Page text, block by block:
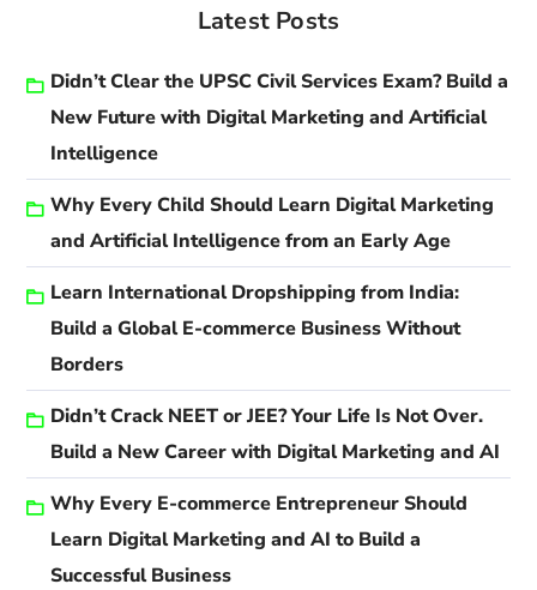
Latest Posts
Didn’t Clear the UPSC Civil Services Exam? Build a
New Future with Digital Marketing and Artificial
Intelligence
Why Every Child Should Learn Digital Marketing
and Artificial Intelligence from an Early Age
Learn International Dropshipping from India:
Build a Global E-commerce Business Without
Borders
Didn’t Crack NEET or JEE? Your Life Is Not Over.
Build a New Career with Digital Marketing and AI
Why Every E-commerce Entrepreneur Should
Learn Digital Marketing and AI to Build a
Successful Business